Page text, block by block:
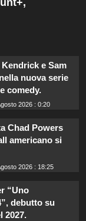
e Sam
nuova serie
comedy.
2026 : 0:20
Chad Powers
americano si
2026 : 18:25
“Uno
debutto su
2027.